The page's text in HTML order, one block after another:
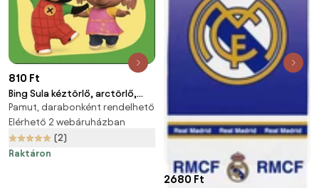
810 Ft
Bing Sula kéztörlő, arctörlő,
törölköző 30x30cm
Pamut, darabonként rendelhető
Elérhető 2 webáruházban
(2)
Raktáron
2680 Ft